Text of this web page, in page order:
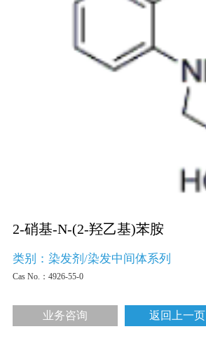
2-硝基-N-(2-羟乙基)苯胺
类别：染发剂/染发中间体系列
Cas No.： 4926-55-0
业务咨询 返回上一页